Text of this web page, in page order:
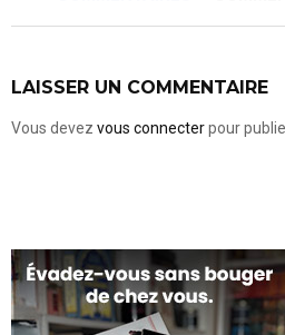
LAISSER UN COMMENTAIRE
Vous devez vous connecterpour